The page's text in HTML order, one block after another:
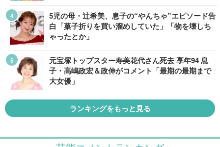
5児の母・辻希美、息子の“やんちゃ”エピソード告
白「菓子折りを買い溜めしていた」「物を壊しち
ゃったとか」
元宝塚トップスター寿美花代さん死去 享年94 息
子・高嶋政宏＆政伸がコメント「最期の最期まで
大女優」
ランキングをもっと見る